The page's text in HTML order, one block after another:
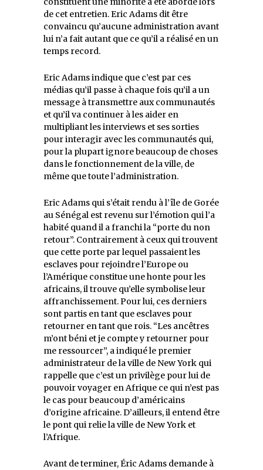
de cet entretien. Eric Adams dit être
convaincu qu’aucune administration avant
lui n’a fait autant que ce qu’il a réalisé en un
temps record.
Eric Adams indique que c’est par ces
médias qu’il passe à chaque fois qu’il a un
message à transmettre aux communautés
et qu’il va continuer à les aider en
multipliant les interviews et ses sorties
pour interagir avec les communautés qui,
pour la plupart ignore beaucoup de choses
dans le fonctionnement de la ville, de
même que toute l’administration.
Eric Adams qui s’était rendu à l’île de Gorée
au Sénégal est revenu sur l’émotion qui l’a
habité quand il a franchi la “porte du non
retour”. Contrairement à ceux qui trouvent
que cette porte par lequel passaient les
esclaves pour rejoindre l’Europe ou
l’Amérique constitue une honte pour les
africains, il trouve qu’elle symbolise leur
affranchissement. Pour lui, ces derniers
sont partis en tant que esclaves pour
retourner en tant que rois. “Les ancêtres
m’ont béni et je compte y retourner pour
me ressourcer”, a indiqué le premier
administrateur de la ville de New York qui
rappelle que c’est un privilège pour lui de
pouvoir voyager en Afrique ce qui n’est pas
le cas pour beaucoup d’américains
d’origine africaine. D’ailleurs, il entend être
le pont qui relie la ville de New York et
l’Afrique.
Avant de terminer, Éric Adams demande à